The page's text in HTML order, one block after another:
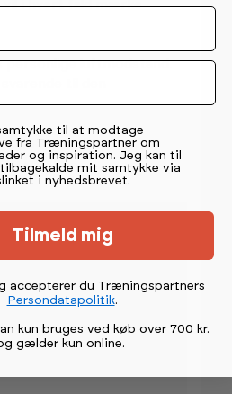
vil i hvert fald mærke
personlige luftmodstand.
til den
styrt, du
kørsel.
Bike
til at modtage
fra Træningspartner om
og inspiration. Jeg kan til
mit samtykke via
i nyhedsbrevet.
Tilmeld mig
accepterer du Træningspartners
Persondatapolitik.
kun bruges ved køb over 700 kr.
gælder kun online.